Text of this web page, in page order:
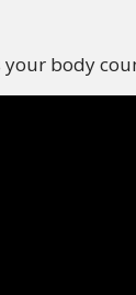
your body